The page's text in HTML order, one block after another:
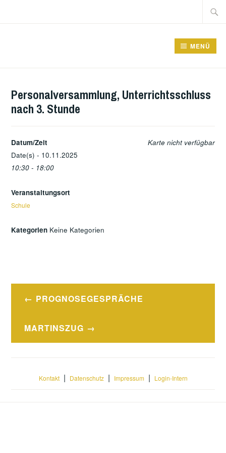
Suche
MENÜ
Personalversammlung, Unterrichtsschluss
nach 3. Stunde
Karte nicht verfügbar
Datum/Zeit
Date(s) - 10.11.2025
10:30 - 18:00
Veranstaltungsort
Schule
Kategorien Keine Kategorien
Beitragsnavigation
PROGNOSEGESPRÄCHE
MARTINSZUG
Kontakt| Datenschutz| Impressum| Login-Intern